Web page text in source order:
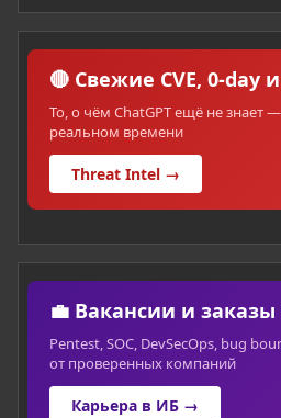
🔴 Свежие CVE, 0-day
То, о чём ChatGPT ещё не знает
реальном времени
Threat Intel →
💼 Вакансии и
Pentest, SOC, DevSecOps, bug
от проверенных компаний
Карьера в ИБ →